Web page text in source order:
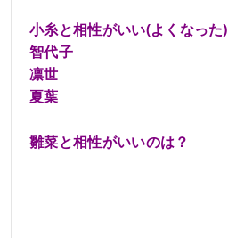
小糸と相性がいい(よくなった)
智代子
凛世
夏葉
雛菜と相性がいいのは？